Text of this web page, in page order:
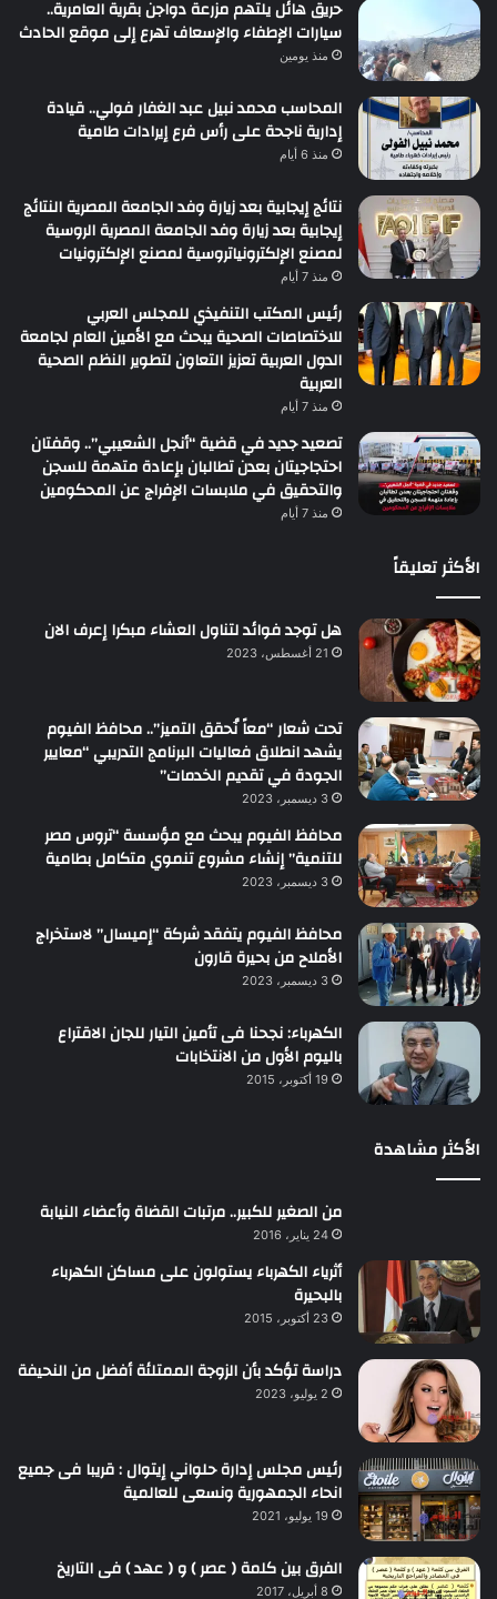
حريق هائل يلتهم مزرعة دواجن بقرية العامرية..
سيارات الإطفاء والإسعاف تهرع إلى موقع الحادث
منذ يومين
المحاسب محمد نبيل عبد الغفار فولي.. قيادة
إدارية ناجحة على رأس فرع إيرادات طامية
منذ 6 أيام
نتائج إيجابية بعد زيارة وفد الجامعة المصرية النتائج
إيجابية بعد زيارة وفد الجامعة المصرية الروسية
لمصنع الإلكترونياتروسية لمصنع الإلكترونيات
منذ 7 أيام
رئيس المكتب التنفيذي للمجلس العربي
للاختصاصات الصحية يبحث مع الأمين العام لجامعة
الدول العربية تعزيز التعاون لتطوير النظم الصحية
العربية
منذ 7 أيام
تصعيد جديد في قضية “أنجل الشعيبي”.. وقفتان
احتجاجيتان بعدن تطالبان بإعادة متهمة للسجن
والتحقيق في ملابسات الإفراج عن المحكومين
منذ 7 أيام
الأكثر تعليقاً
هل توجد فوائد لتناول العشاء مبكرا إعرف الان
21 أغسطس، 2023
تحت شعار “معاً نُحقق التميز”.. محافظ الفيوم
يشهد انطلاق فعاليات البرنامج التدريبي “معايير
الجودة في تقديم الخدمات”
3 ديسمبر، 2023
محافظ الفيوم يبحث مع مؤسسة “تروس مصر
للتنمية” إنشاء مشروع تنموي متكامل بطامية
3 ديسمبر، 2023
محافظ الفيوم يتفقد شركة “إميسال” لاستخراج
الأملاح من بحيرة قارون
3 ديسمبر، 2023
الكهرباء: نجحنا فى تأمين التيار للجان الاقتراع
باليوم الأول من الانتخابات
19 أكتوبر، 2015
الأكثر مشاهدة
من الصغير للكبير.. مرتبات القضاة وأعضاء النيابة
24 يناير، 2016
أثرياء الكهرباء يستولون على مساكن الكهرباء
بالبحيرة
23 أكتوبر، 2015
دراسة تؤكد بأن الزوجة الممتلئة أفضل من النحيفة
2 يوليو، 2023
رئيس مجلس إدارة حلواني إيتوال : قريبا فى جميع
انحاء الجمهورية ونسعى للعالمية
19 يوليو، 2021
الفرق بين كلمة ( عصر ) و ( عهد ) فى التاريخ
8 أبريل، 2017